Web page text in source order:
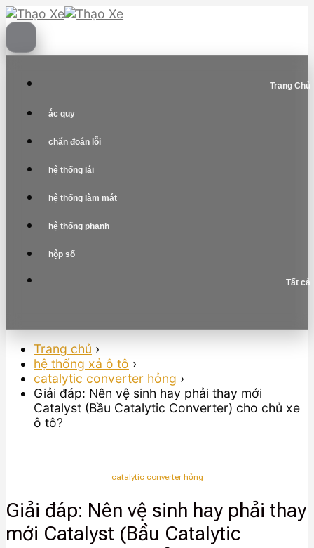
Skip
to
content
Trang Chủ
ắc quy
chẩn đoán lỗi
hệ thống lái
hệ thống làm mát
hệ thống phanh
hộp số
Tất cả
Trang chủ ›
hệ thống xả ô tô ›
catalytic converter hỏng ›
Giải đáp: Nên vệ sinh hay phải thay mới
Catalyst (Bầu Catalytic Converter) cho chủ xe
ô tô?
catalytic converter hỏng
Giải đáp: Nên vệ sinh hay phải thay
mới Catalyst (Bầu Catalytic